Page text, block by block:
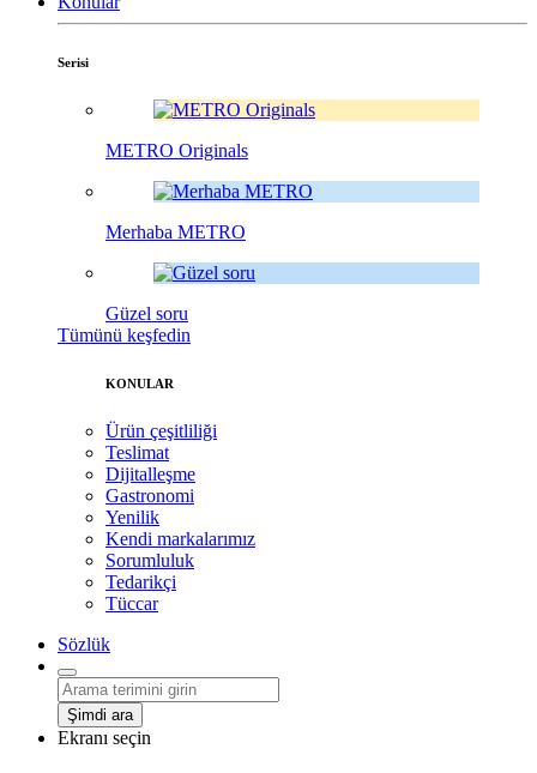
Serisi
METRO Originals
Merhaba METRO
Güzel soru
Tümünü keşfedin
KONULAR
Ürün çeşitliliği
Teslimat
Dijitalleşme
Gastronomi
Yenilik
Kendi markalarımız
Sorumluluk
Tedarikçi
Tüccar
Sözlük
Şimdi ara
Ekranı seçin